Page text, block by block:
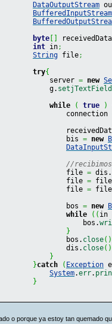
DataOutputStream
BufferedInputStream
byte
receivedData
int in;
String file;
try{
server = new
g.
while
( true )
connection
bis = new
//
file = dis.
file =
file =
bos = new
while
( ( in
bos.
}
bos. close( )
dis. close( )
}
}catch ( Exception e
System.err.
}
o porque ya estoy tan quemado